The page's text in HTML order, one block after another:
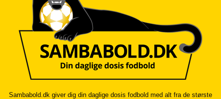
Sambabold.dk giver dig din daglige dosis fodbold med alt fra de største